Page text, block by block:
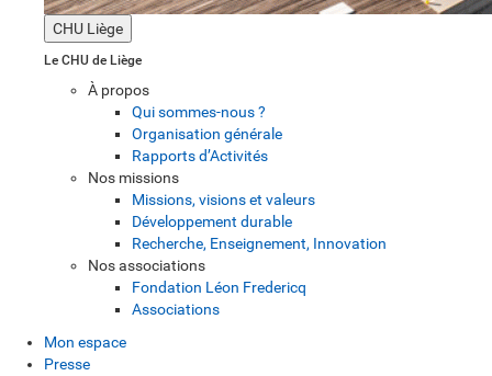
CHU Liège
Le CHU de Liège
À propos
Qui sommes-nous ?
Organisation générale
Rapports d’Activités
Nos missions
Missions, visions et valeurs
Développement durable
Recherche, Enseignement, Innovation
Nos associations
Fondation Léon Fredericq
Associations
Mon espace
Presse